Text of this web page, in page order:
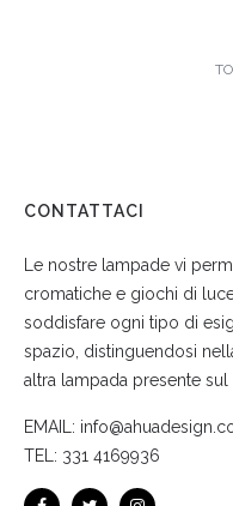
CONTATTACI
Le nostre lampade vi
cromatiche e giochi di
soddisfare ogni tipo di
spazio, distinguendosi
altra lampada presente sul
EMAIL:
TEL: 331 4169936